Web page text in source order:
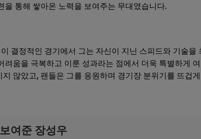
을 통해 쌓아온 노력을 보여주는 무대였습니다.
결정적인 경기에서 그는 자신이 지닌 스피드와 기술을
려움을 극복하고 이룬 성과라는 점에서 더욱 특별하게
않았고, 팬들은 그를 응원하며 경기장 분위기를 뜨겁
여준 장성우